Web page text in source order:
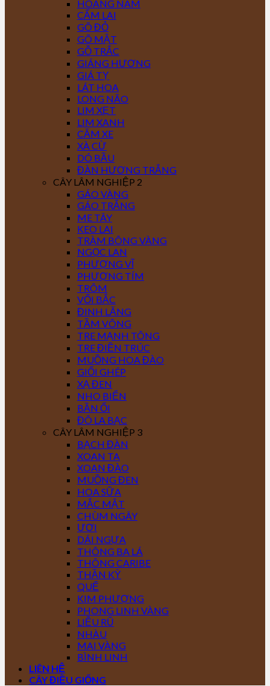
HOÀNG NAM
CẨM LAI
GÕ ĐỎ
GÕ MẬT
GỖ TRẮC
GIÁNG HƯƠNG
GIÁ TỴ
LÁT HOA
LONG NÃO
LIM XẸT
LIM XANH
CĂM XE
XÀ CỪ
DÓ BẦU
ĐÀN HƯƠNG TRẮNG
CÂY LÂM NGHIỆP 2
GÁO VÀNG
GÁO TRẮNG
ME TÂY
KEO LAI
TRÀM BÔNG VÀNG
NGỌC LAN
PHƯỢNG VĨ
PHƯỢNG TÍM
TRÔM
VỐI BẮC
ĐINH LĂNG
TẦM VÔNG
TRE MẠNH TÔNG
TRE ĐIỀN TRÚC
MUỒNG HOA ĐÀO
GIỔI GHÉP
XẠ ĐEN
NHO BIỂN
BẦN ỔI
ĐÔ LA BẠC
CÂY LÂM NGHIỆP 3
BẠCH ĐÀN
XOAN TA
XOAN ĐÀO
MUỒNG ĐEN
HOA SỮA
MẮC MẬT
CHÙM NGÂY
ƯƠI
DÁI NGỰA
THÔNG BA LÁ
THÔNG CARIBE
THẦN KỲ
QUẾ
KIM PHƯỢNG
PHONG LINH VÀNG
LIỄU RŨ
NHÀU
MAI VÀNG
BÌNH LINH
LIÊN HỆ
CÂY ĐIỀU GIỐNG